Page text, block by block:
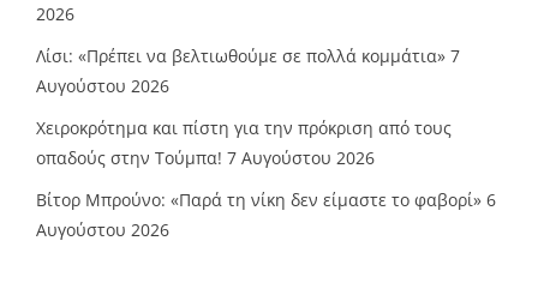
2026
Λίσι: «Πρέπει να βελτιωθούμε σε πολλά κομμάτια» 7
Αυγούστου 2026
Χειροκρότημα και πίστη για την πρόκριση από τους
οπαδούς στην Τούμπα! 7 Αυγούστου 2026
Βίτορ Μπρούνο: «Παρά τη νίκη δεν είμαστε το φαβορί» 6
Αυγούστου 2026